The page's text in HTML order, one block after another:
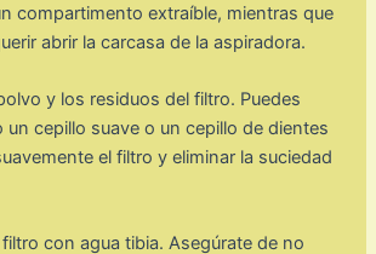
compartimento extraíble, mientras que
abrir la carcasa de la aspiradora.
y los residuos del filtro. Puedes
un cepillo suave o un cepillo de dientes
el filtro y eliminar la suciedad
con agua tibia. Asegúrate de no